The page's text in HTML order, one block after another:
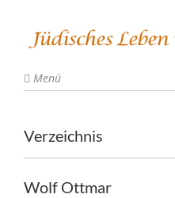
Menü
Verzeichnis
Wolf Ottmar